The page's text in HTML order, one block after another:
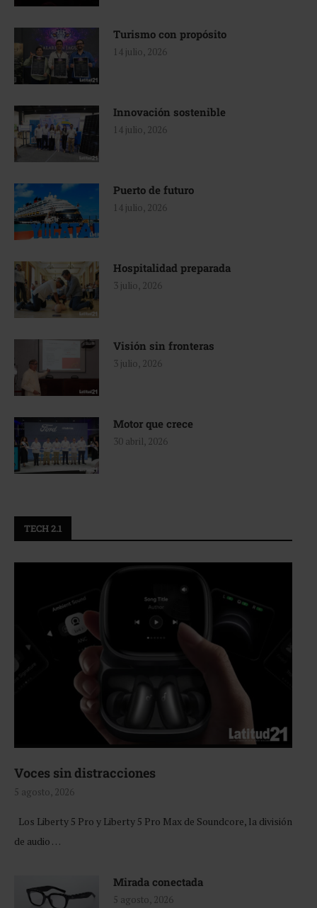
Turismo con propósito
14 julio, 2026
Innovación sostenible
14 julio, 2026
Puerto de futuro
14 julio, 2026
Hospitalidad preparada
3 julio, 2026
Visión sin fronteras
3 julio, 2026
Motor que crece
30 abril, 2026
TECH 2.1
Voces sin distracciones
5 agosto, 2026
Los Liberty 5 Pro y Liberty 5 Pro Max de Soundcore, la división
de audio …
Mirada conectada
5 agosto, 2026